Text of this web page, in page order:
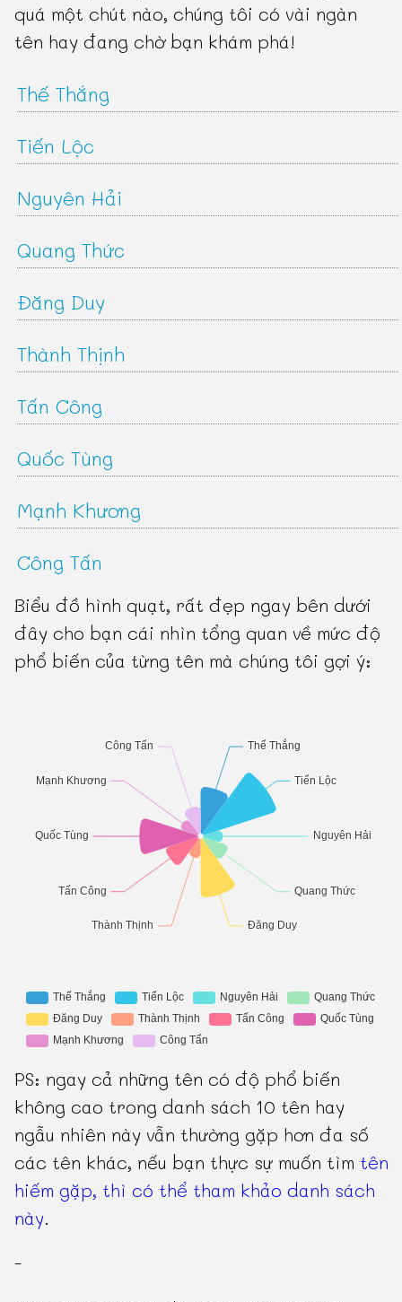
quá một chút nào, chúng tôi có vài ngàn
tên hay đang chờ bạn khám phá!
Thế Thắng
Tiến Lộc
Nguyên Hải
Quang Thức
Đăng Duy
Thành Thịnh
Tấn Công
Quốc Tùng
Mạnh Khương
Công Tấn
Biểu đồ hình quạt, rất đẹp ngay bên dưới
đây cho bạn cái nhìn tổng quan về mức độ
phổ biến của từng tên mà chúng tôi gợi ý:
PS: ngay cả những tên có độ phổ biến
không cao trong danh sách 10 tên hay
ngẫu nhiên này vẫn thường gặp hơn đa số
các tên khác, nếu bạn thực sự muốn tìm tên
hiếm gặp, thì có thể tham khảo danh sách
này.
-